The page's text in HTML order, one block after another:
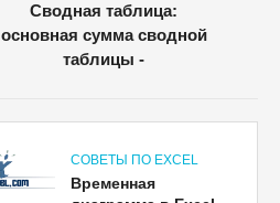
Сводная таблица:
основная сумма сводной
таблицы -
СОВЕТЫ ПО EXCEL
Временная